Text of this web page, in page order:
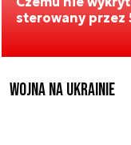
sterowany przez
Wojna na Ukrainie